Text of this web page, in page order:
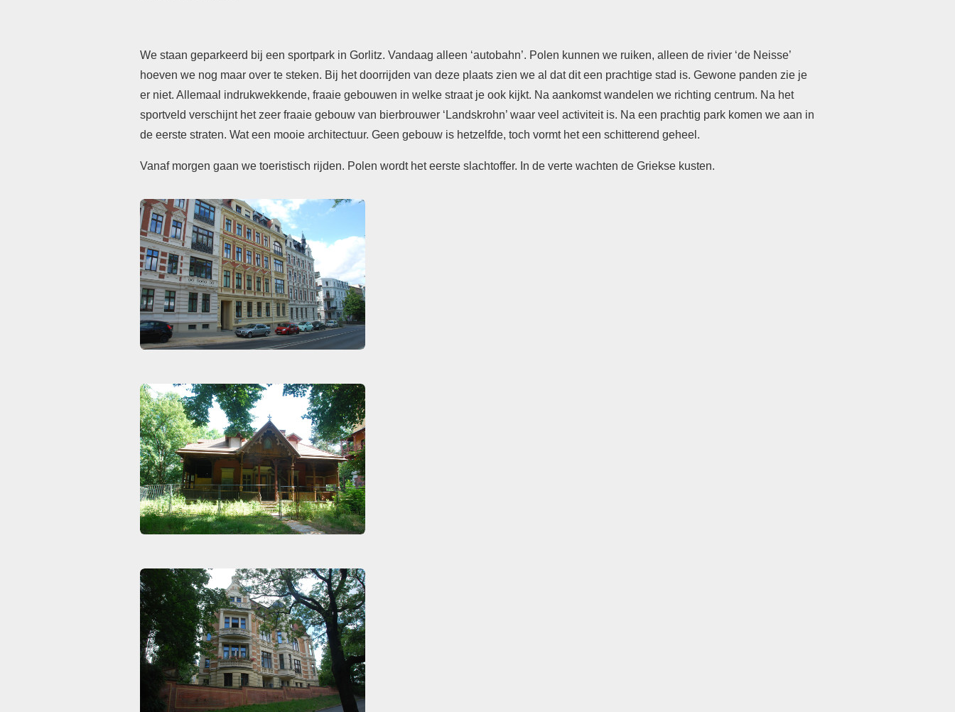
We staan geparkeerd bij een sportpark in Gorlitz. Vandaag alleen ‘autobahn’. Polen kunnen we ruiken, alleen de rivier ‘de Neisse’
hoeven we nog maar over te steken. Bij het doorrijden van deze plaats zien we al dat dit een prachtige stad is. Gewone panden zie je
er niet. Allemaal indrukwekkende, fraaie gebouwen in welke straat je ook kijkt. Na aankomst wandelen we richting centrum. Na het
sportveld verschijnt het zeer fraaie gebouw van bierbrouwer ‘Landskrohn’ waar veel activiteit is. Na een prachtig park komen we aan in
de eerste straten. Wat een mooie architectuur. Geen gebouw is hetzelfde, toch vormt het een schitterend geheel.
Vanaf morgen gaan we toeristisch rijden. Polen wordt het eerste slachtoffer. In de verte wachten de Griekse kusten.